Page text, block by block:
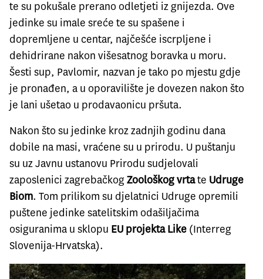
te su pokušale prerano odletjeti iz gnijezda. Ove
jedinke su imale sreće te su spašene i
dopremljene u centar, najčešće iscrpljene i
dehidrirane nakon višesatnog boravka u moru.
Šesti sup, Pavlomir, nazvan je tako po mjestu gdje
je pronađen, a u oporavilište je dovezen nakon što
je lani ušetao u prodavaonicu pršuta.
Nakon što su jedinke kroz zadnjih godinu dana
dobile na masi, vraćene su u prirodu. U puštanju
su uz Javnu ustanovu Prirodu sudjelovali
zaposlenici zagrebačkog Zoološkog vrtate Udruge
Biom. Tom prilikom su djelatnici Udruge opremili
puštene jedinke satelitskim odašiljačima
osiguranima u sklopu EU projekta Like (Interreg
Slovenija-Hrvatska).